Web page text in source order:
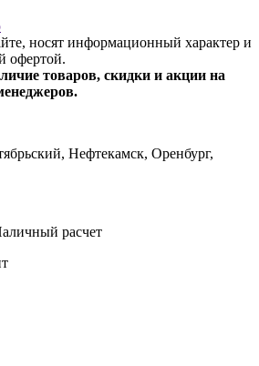
носят информационный характер и
офертой.
товаров, скидки и акции на
Нефтекамск, Оренбург,
расчет